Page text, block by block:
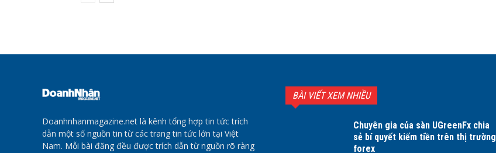
Doanhnhanmagazine.net là kênh tổng hợp tin tức trích
dẫn một số nguồn tin từ các trang tin tức lớn tại Việt
Nam. Mỗi bài đăng đều được trích dẫn từ nguồn rõ ràng
BÀI VIẾT XEM NHIỀU
Chuyên gia của sàn UGreenFx chia
sẻ bí quyết kiếm tiền trên thị trường
forex